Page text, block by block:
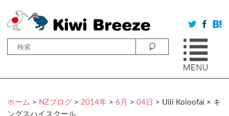
ホーム > NZブログ > 2014年 > 6月 > 04日 > Uili Koloofai × キ
ングスハイスクール